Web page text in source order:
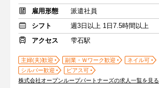
雇用形態
派遣社員
シフト
週3日以上 1日7.5時間以上
アクセス
雫石駅
主婦(夫)歓迎 副業・Ｗワーク歓迎
ネイル可
シルバー歓迎
ピアス可
株式会社オープンループパートナーズの求人一覧を見る